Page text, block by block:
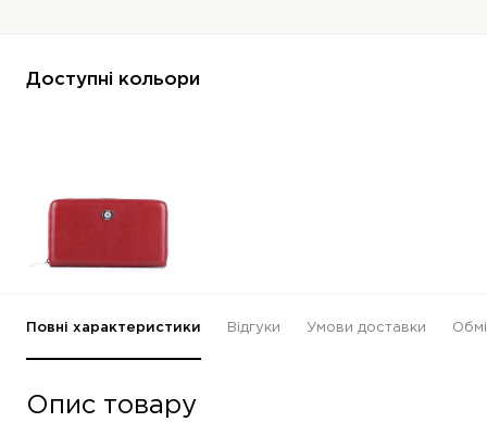
Доступні кольори
Повні характеристики Відгуки Умови доставки
Опис товару